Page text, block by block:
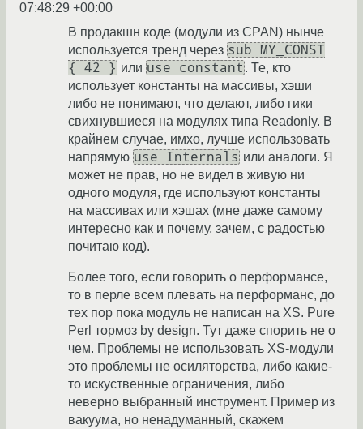
07:48:29 +00:00
В продакшн коде (модули из CPAN) нынче
используется тренд через sub MY_CONST
{ 42 } или use constant . Те, кто
использует константы на массивы, хэши
либо не понимают, что делают, либо гики
свихнувшиеся на модулях типа Readonly. В
крайнем случае, имхо, лучше использовать
напрямую use Internals или аналоги. Я
может не прав, но не видел в живую ни
одного модуля, где используют константы
на массивах или хэшах (мне даже самому
интересно как и почему, зачем, с радостью
почитаю код).
Более того, если говорить о перформансе,
то в перле всем плевать на перформанс, до
тех пор пока модуль не написан на XS. Pure
Perl тормоз by design. Тут даже спорить не о
чем. Проблемы не использовать XS-модули
это проблемы не осиляторства, либо какие-
то искуственные ограничения, либо
неверно выбранный инструмент. Пример из
вакуума, но ненадуманный, скажем